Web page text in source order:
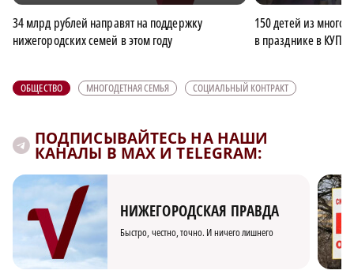
34 млрд рублей направят на поддержку
нижегородских семей в этом году
150 детей из
в празднике в
ОБЩЕСТВО МНОГОДЕТНАЯ СЕМЬЯ СОЦИАЛЬНЫЙ КОНТРАКТ
ПОДПИСЫВАЙТЕСЬ НА НАШИ
КАНАЛЫ В MAX И TELEGRAM:
НИЖЕГОРОДСКАЯ ПРАВДА
Быстро, честно, точно. И ничего лишнего